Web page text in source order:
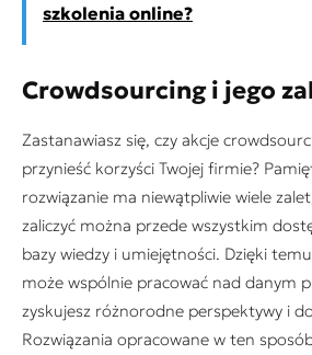
szkolenia online?
Crowdsourcing i jego
Zastanawiasz się, czy akcje
przynieść korzyści Twojej firmie?
rozwiązanie ma niewątpliwie wiele
zaliczyć można przede wszystkim
bazy wiedzy i umiejętności. Dzięki
może wspólnie pracować nad danym
zyskujesz różnorodne perspektywy i
Rozwiązania opracowane w ten